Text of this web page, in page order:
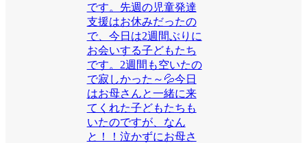
です。先週の児童発達
支援はお休みだったの
で、今日は2週間ぶりに
お会いする子どもたち
です。2週間も空いたの
で寂しかった～💦今日
はお母さんと一緒に来
てくれた子どもたちも
いたのですが、なん
と！！泣かずにお母さ